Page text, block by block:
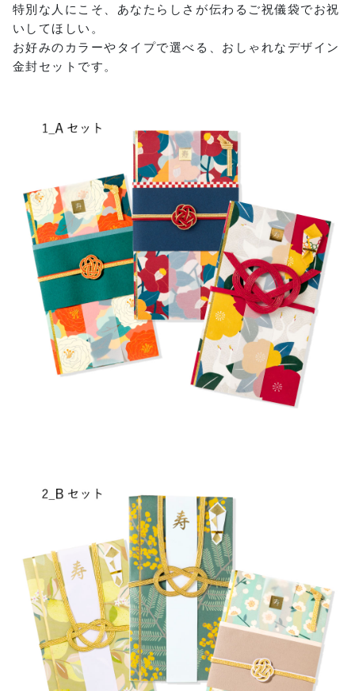
特別な人にこそ、あなたらしさが伝わるご祝儀袋でお祝
いしてほしい。
お好みのカラーやタイプで選べる、おしゃれなデザイン
金封セットです。